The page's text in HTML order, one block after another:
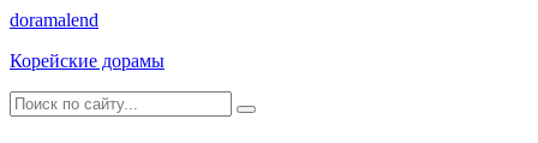
doramalend
Корейские дорамы